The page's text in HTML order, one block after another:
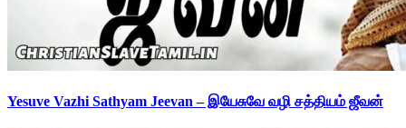
Yesuve Vazhi Sathyam Jeevan – இயேசுவே வழி சத்தியம் ஜீவன்